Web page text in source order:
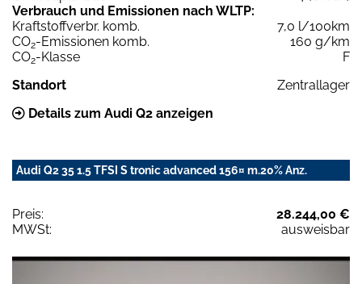
Verbrauch und Emissionen nach WLTP:
Kraftstoffverbr. komb.
7,0 l/100km
CO2-Emissionen komb.
160 g/km
CO2-Klasse
F
Standort
Zentrallager
Details zum Audi Q2 anzeigen
Audi Q2 35 1.5 TFSI S tronic advanced 156¤ m.20% Anz.
Preis:
28.244,00 €
MWSt:
ausweisbar